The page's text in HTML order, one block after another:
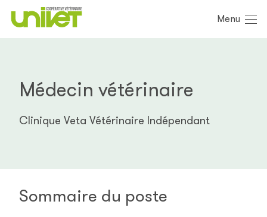
Menu
Médecin vétérinaire
Clinique Veta Vétérinaire Indépendant
Sommaire du poste